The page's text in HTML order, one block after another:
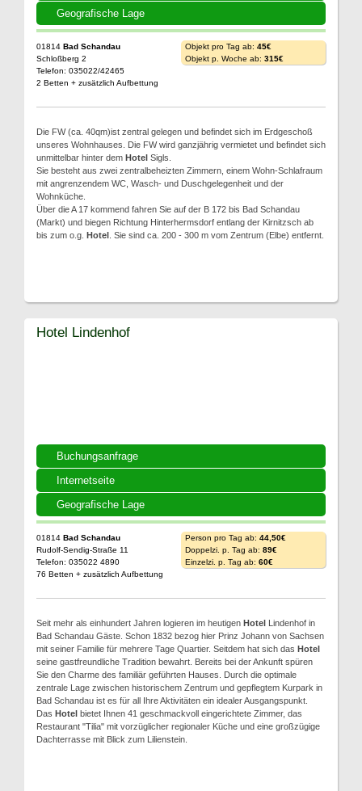
Geografische Lage
01814 Bad Schandau
Schloßberg 2
Telefon: 035022/42465
2 Betten + zusätzlich Aufbettung
Objekt pro Tag ab: 45€
Objekt p. Woche ab: 315€
Die FW (ca. 40qm)ist zentral gelegen und befindet sich im Erdgeschoß
unseres Wohnhauses. Die FW wird ganzjährig vermietet und befindet sich
unmittelbar hinter dem Hotel Sigls.
Sie besteht aus zwei zentralbeheizten Zimmern, einem Wohn-Schlafraum
mit angrenzendem WC, Wasch- und Duschgelegenheit und der
Wohnküche.
Über die A 17 kommend fahren Sie auf der B 172 bis Bad Schandau
(Markt) und biegen Richtung Hinterhermsdorf entlang der Kirnitzsch ab
bis zum o.g. Hotel . Sie sind ca. 200 - 300 m vom Zentrum (Elbe) entfernt.
Buchungsanfrage
Internetseite
Geografische Lage
Hotel Lindenhof
01814 Bad Schandau
Rudolf-Sendig-Straße 11
Telefon: 035022 4890
76 Betten + zusätzlich Aufbettung
Person pro Tag ab: 44,50€
Doppelzi. p. Tag ab: 89€
Einzelzi. p. Tag ab: 60€
Seit mehr als einhundert Jahren logieren im heutigen Hotel Lindenhof in
Bad Schandau Gäste. Schon 1832 bezog hier Prinz Johann von Sachsen
mit seiner Familie für mehrere Tage Quartier. Seitdem hat sich das Hotel
seine gastfreundliche Tradition bewahrt. Bereits bei der Ankunft spüren
Sie den Charme des familiär geführten Hauses. Durch die optimale
zentrale Lage zwischen historischem Zentrum und gepflegtem Kurpark in
Bad Schandau ist es für all Ihre Aktivitäten ein idealer Ausgangspunkt.
Das Hotel bietet Ihnen 41 geschmackvoll eingerichtete Zimmer, das
Restaurant "Tilia" mit vorzüglicher regionaler Küche und eine großzügige
Dachterrasse mit Blick zum Lilienstein.